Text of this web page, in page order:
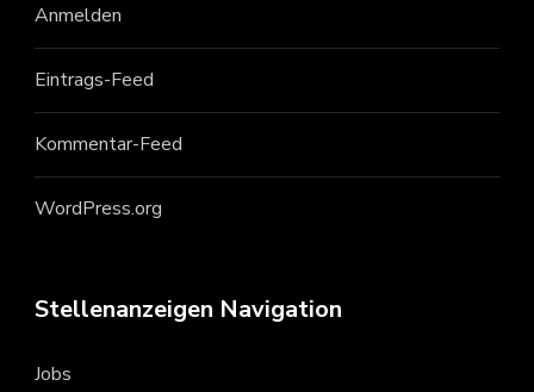
Anmelden
Eintrags-Feed
Kommentar-Feed
WordPress.org
Stellenanzeigen Navigation
Jobs